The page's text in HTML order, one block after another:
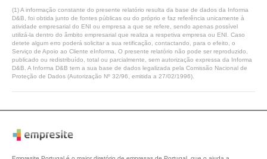
(1) A informação constante do presente relatório resulta da base de dados da Informa
D&B, foi obtida junto de fontes públicas ou do próprio e faz referência unicamente à
atividade empresarial do ENI ou empresa a que se refere, sendo apenas possível
utilizá-la dentro do âmbito empresarial que realiza a respetiva empresa ou ENI. Caso
detete algum erro poderá solicitar a sua retificação, contactando, para o efeito, o
Serviço de Apoio ao Cliente eInforma. O presente relatório não pode ser reproduzido,
publicado ou redistribuído, total ou parcialmente, sem autorização expressa da Informa
D&B. A Informa D&B tem a sua base de dados legalizada pela Comissão Nacional de
Proteção de Dados (Autorização Nº 32/96, emitida a 27/02/1996).